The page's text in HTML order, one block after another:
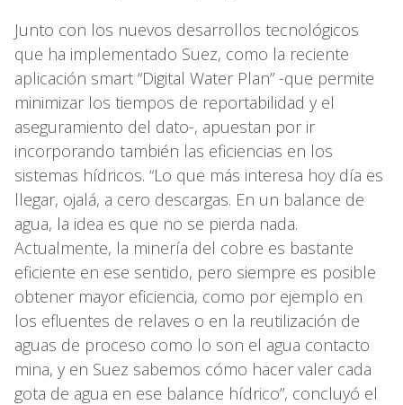
Junto con los nuevos desarrollos tecnológicos
que ha implementado Suez, como la reciente
aplicación smart “Digital Water Plan” -que permite
minimizar los tiempos de reportabilidad y el
aseguramiento del dato-, apuestan por ir
incorporando también las eficiencias en los
sistemas hídricos. “Lo que más interesa hoy día es
llegar, ojalá, a cero descargas. En un balance de
agua, la idea es que no se pierda nada.
Actualmente, la minería del cobre es bastante
eficiente en ese sentido, pero siempre es posible
obtener mayor eficiencia, como por ejemplo en
los efluentes de relaves o en la reutilización de
aguas de proceso como lo son el agua contacto
mina, y en Suez sabemos cómo hacer valer cada
gota de agua en ese balance hídrico”, concluyó el